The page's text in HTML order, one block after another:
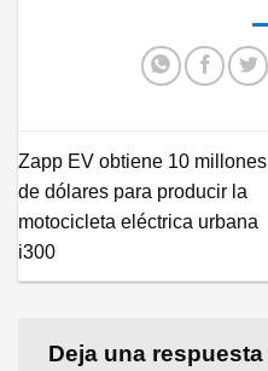
Zapp EV obtiene 10 millones
de dólares para producir la
motocicleta eléctrica urbana
i300
Deja una respuesta